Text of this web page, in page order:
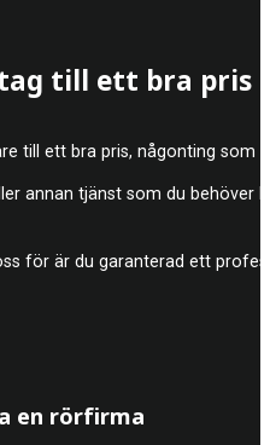
till ett bra pris
till ett bra pris, någonting
annan tjänst som du
för är du garanterad ett
en rörfirma